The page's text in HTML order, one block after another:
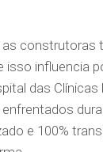
as
influencia
das
e 100%